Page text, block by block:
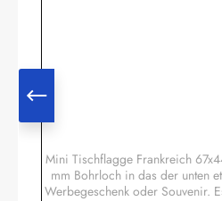
Mini Tischflagge Frankreich
mm Bohrloch in das der unten
Werbegeschenk oder Souvenir.